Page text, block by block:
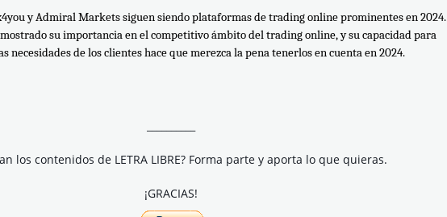
y Admiral Markets siguen siendo plataformas de trading online prominentes en 2024.
su importancia en el competitivo ámbito del trading online, y su capacidad para
necesidades de los clientes hace que merezca la pena tenerlos en cuenta en 2024.
los contenidos de LETRA LIBRE? Forma parte y aporta lo que quieras.
¡GRACIAS!